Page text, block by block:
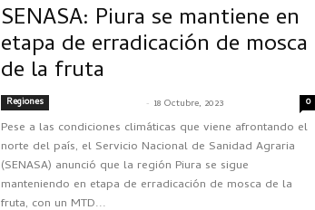
SENASA: Piura se mantiene en
etapa de erradicación de mosca
de la fruta
Regiones - 18 Octubre, 2023 0
Pese a las condiciones climáticas que viene afrontando el
norte del país, el Servicio Nacional de Sanidad Agraria
(SENASA) anunció que la región Piura se sigue
manteniendo en etapa de erradicación de mosca de la
fruta, con un MTD...